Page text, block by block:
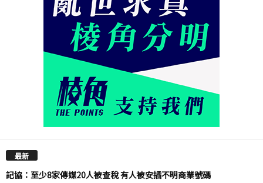
最新
記協：至少8家傳媒20人被查稅 有人被安插不明商業號碼